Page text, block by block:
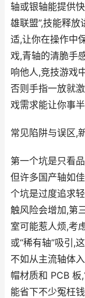
轴或银轴能提供
雄联盟”,技能释
适,让你在操作中
戏,青轴的清脆手
响他人,竞技游戏
否则手指一放就
戏需求能让你事半
常见陷阱与误区,
第一个坑是只看
但许多国产轴如
个坑是过度追求
触风险会增加,第
室可能惹人烦,考
或“稀有轴”吸引,
不如从主流轴体
帽材质和 PCB 板
能省下不少冤枉钱